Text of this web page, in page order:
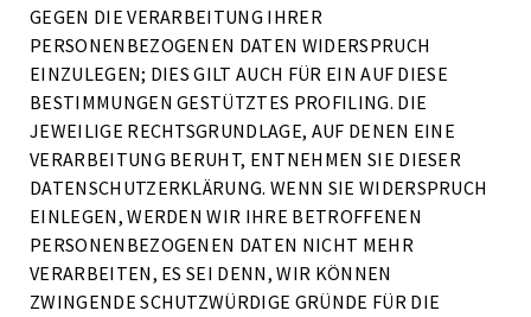
GEGEN DIE VERARBEITUNG IHRER
PERSONENBEZOGENEN DATEN WIDERSPRUCH
EINZULEGEN; DIES GILT AUCH FÜR EIN AUF DIESE
BESTIMMUNGEN GESTÜTZTES PROFILING. DIE
JEWEILIGE RECHTSGRUNDLAGE, AUF DENEN EINE
VERARBEITUNG BERUHT, ENTNEHMEN SIE DIESER
DATENSCHUTZERKLÄRUNG. WENN SIE WIDERSPRUCH
EINLEGEN, WERDEN WIR IHRE BETROFFENEN
PERSONENBEZOGENEN DATEN NICHT MEHR
VERARBEITEN, ES SEI DENN, WIR KÖNNEN
ZWINGENDE SCHUTZWÜRDIGE GRÜNDE FÜR DIE